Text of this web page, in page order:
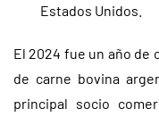
Estados Unidos.
El 2024 fue un año de
de carne bovina
principal socio